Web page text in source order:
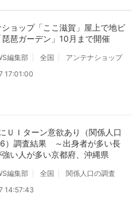
ョップ「ここ滋賀」屋上で地ビ
琶ガーデン」10月まで開催
編集部 全国
アンテナショップ
17:01:00
ＵＩターン意欲あり（関係人口
）調査結果 ～出身者が多い長
い人が多い京都府、沖縄県
編集部 全国
関係人口の調査
14:57:43